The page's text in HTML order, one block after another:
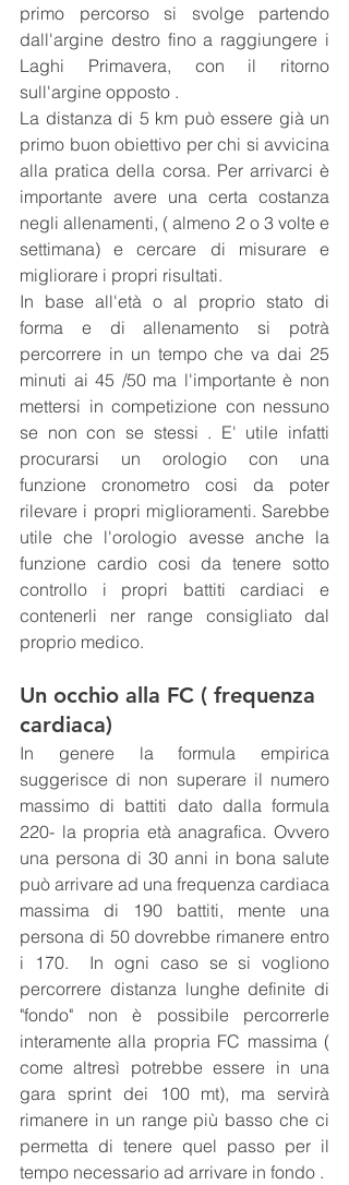
primo percorso si svolge partendo
dall'argine destro fino a raggiungere i
Laghi Primavera, con il ritorno
sull'argine opposto .
La distanza di 5 km può essere già un
primo buon obiettivo per chi si avvicina
alla pratica della corsa. Per arrivarci è
importante avere una certa costanza
negli allenamenti, ( almeno 2 o 3 volte e
settimana) e cercare di misurare e
migliorare i propri risultati.
In base all'età o al proprio stato di
forma e di allenamento si potrà
percorrere in un tempo che va dai 25
minuti ai 45 /50 ma l'importante è non
mettersi in competizione con nessuno
se non con se stessi . E' utile infatti
procurarsi un orologio con una
funzione cronometro cosi da poter
rilevare i propri miglioramenti. Sarebbe
utile che l'orologio avesse anche la
funzione cardio cosi da tenere sotto
controllo i propri battiti cardiaci e
contenerli ner range consigliato dal
proprio medico.
Un occhio alla FC ( frequenza
cardiaca)
In genere la formula empirica
suggerisce di non superare il numero
massimo di battiti dato dalla formula
220- la propria età anagrafica. Ovvero
una persona di 30 anni in bona salute
può arrivare ad una frequenza cardiaca
massima di 190 battiti, mente una
persona di 50 dovrebbe rimanere entro
i 170.  In ogni caso se si vogliono
percorrere distanza lunghe definite di
"fondo" non è possibile percorrerle
interamente alla propria FC massima (
come altresì potrebbe essere in una
gara sprint dei 100 mt), ma servirà
rimanere in un range più basso che ci
permetta di tenere quel passo per il
tempo necessario ad arrivare in fondo .